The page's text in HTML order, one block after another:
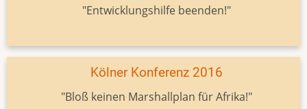
"Entwicklungshilfe beenden!"
Kölner Konferenz 2016
"Bloß keinen Marshallplan für Afrika!"